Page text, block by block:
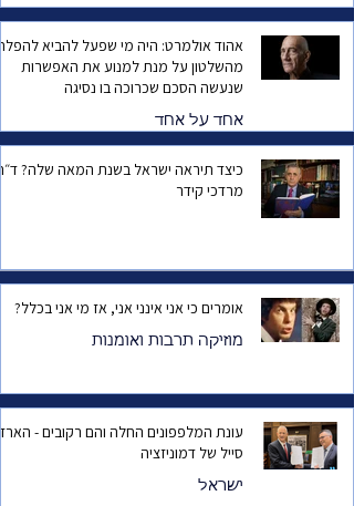
אהוד אולמרט: היה מי שפעל להביא
מהשלטון על מנת למנוע את האפשרות
שנעשה הסכם שכרוכה בו נסיגה
אחד על אחד
כיצד תיראה ישראל בשנת המאה
מרדכי קידר
אומרים כי אני אינני אני, אז מי אני בכלל?
מוזיקה תרבות ואומנות
עונת המלפפונים החלה והם רקובים -
סייל של דמוניזציה
ישראל